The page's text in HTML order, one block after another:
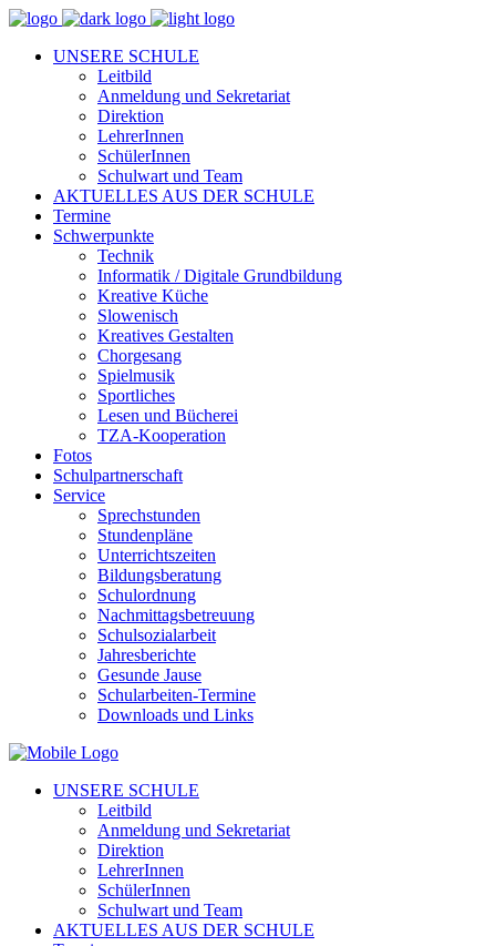
UNSERE SCHULE
Leitbild
Anmeldung und Sekretariat
Direktion
LehrerInnen
SchülerInnen
Schulwart und Team
AKTUELLES AUS DER SCHULE
Termine
Schwerpunkte
Technik
Informatik / Digitale Grundbildung
Kreative Küche
Slowenisch
Kreatives Gestalten
Chorgesang
Spielmusik
Sportliches
Lesen und Bücherei
TZA-Kooperation
Fotos
Schulpartnerschaft
Service
Sprechstunden
Stundenpläne
Unterrichtszeiten
Bildungsberatung
Schulordnung
Nachmittagsbetreuung
Schulsozialarbeit
Jahresberichte
Gesunde Jause
Schularbeiten-Termine
Downloads und Links
UNSERE SCHULE
Leitbild
Anmeldung und Sekretariat
Direktion
LehrerInnen
SchülerInnen
Schulwart und Team
AKTUELLES AUS DER SCHULE